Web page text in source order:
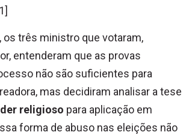
os três ministro que votaram,
entenderam que as provas
não são suficientes para
mas decidiram analisar a tese
religioso para aplicação em
forma de abuso nas eleições não